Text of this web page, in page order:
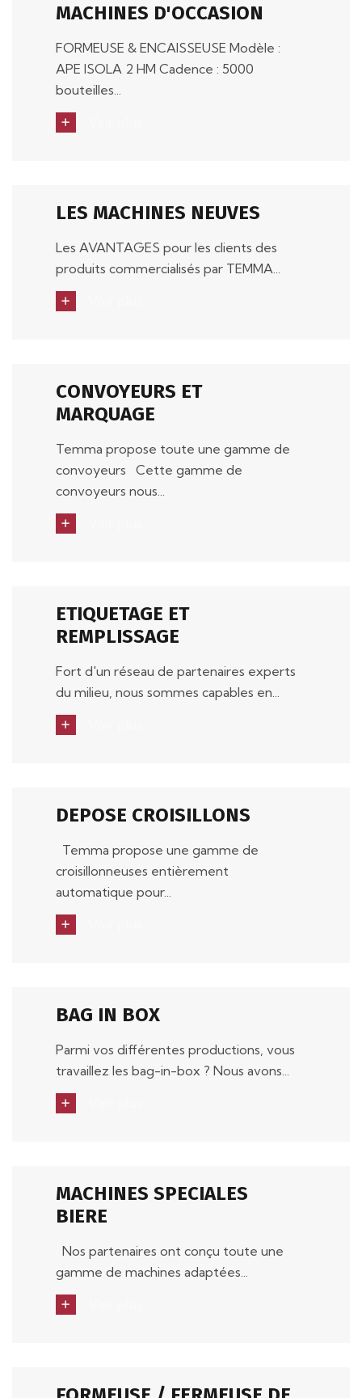
MACHINES D'OCCASION
FORMEUSE & ENCAISSEUSE Modèle :
APE ISOLA 2 HM Cadence : 5000
bouteilles...
LES MACHINES NEUVES
Les AVANTAGES pour les clients des
produits commercialisés par TEMMA...
CONVOYEURS ET
MARQUAGE
Temma propose toute une gamme de
convoyeurs Cette gamme de
convoyeurs nous...
ETIQUETAGE ET
REMPLISSAGE
Fort d'un réseau de partenaires experts
du milieu, nous sommes capables en...
DEPOSE CROISILLONS
Temma propose une gamme de
croisillonneuses entièrement
automatique pour...
BAG IN BOX
Parmi vos différentes productions, vous
travaillez les bag-in-box ? Nous avons...
MACHINES SPECIALES
BIERE
Nos partenaires ont conçu toute une
gamme de machines adaptées...